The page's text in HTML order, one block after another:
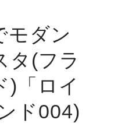
モダン
タ(フラ
)「ロイ
ド004)